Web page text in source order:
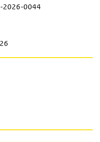
2026-0044